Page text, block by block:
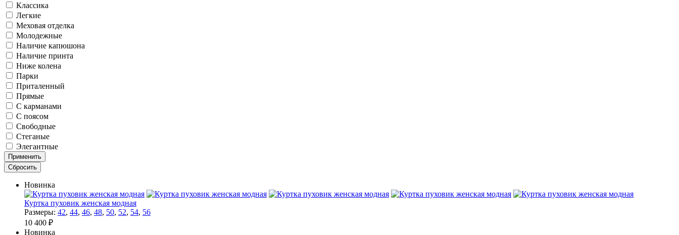
Классика
Легкие
Меховая отделка
Молодежные
Наличие капюшона
Наличие принта
Ниже колена
Парки
Приталенный
Прямые
С карманами
С поясом
Свободные
Стеганые
Элегантные
Новинка
Куртка пуховик женская модная
Размеры: 42, 44, 46, 48, 50, 52, 54, 56
10 400 ₽
Новинка